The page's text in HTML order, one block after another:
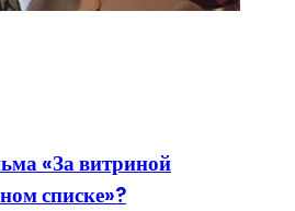
«За витриной
списке»?